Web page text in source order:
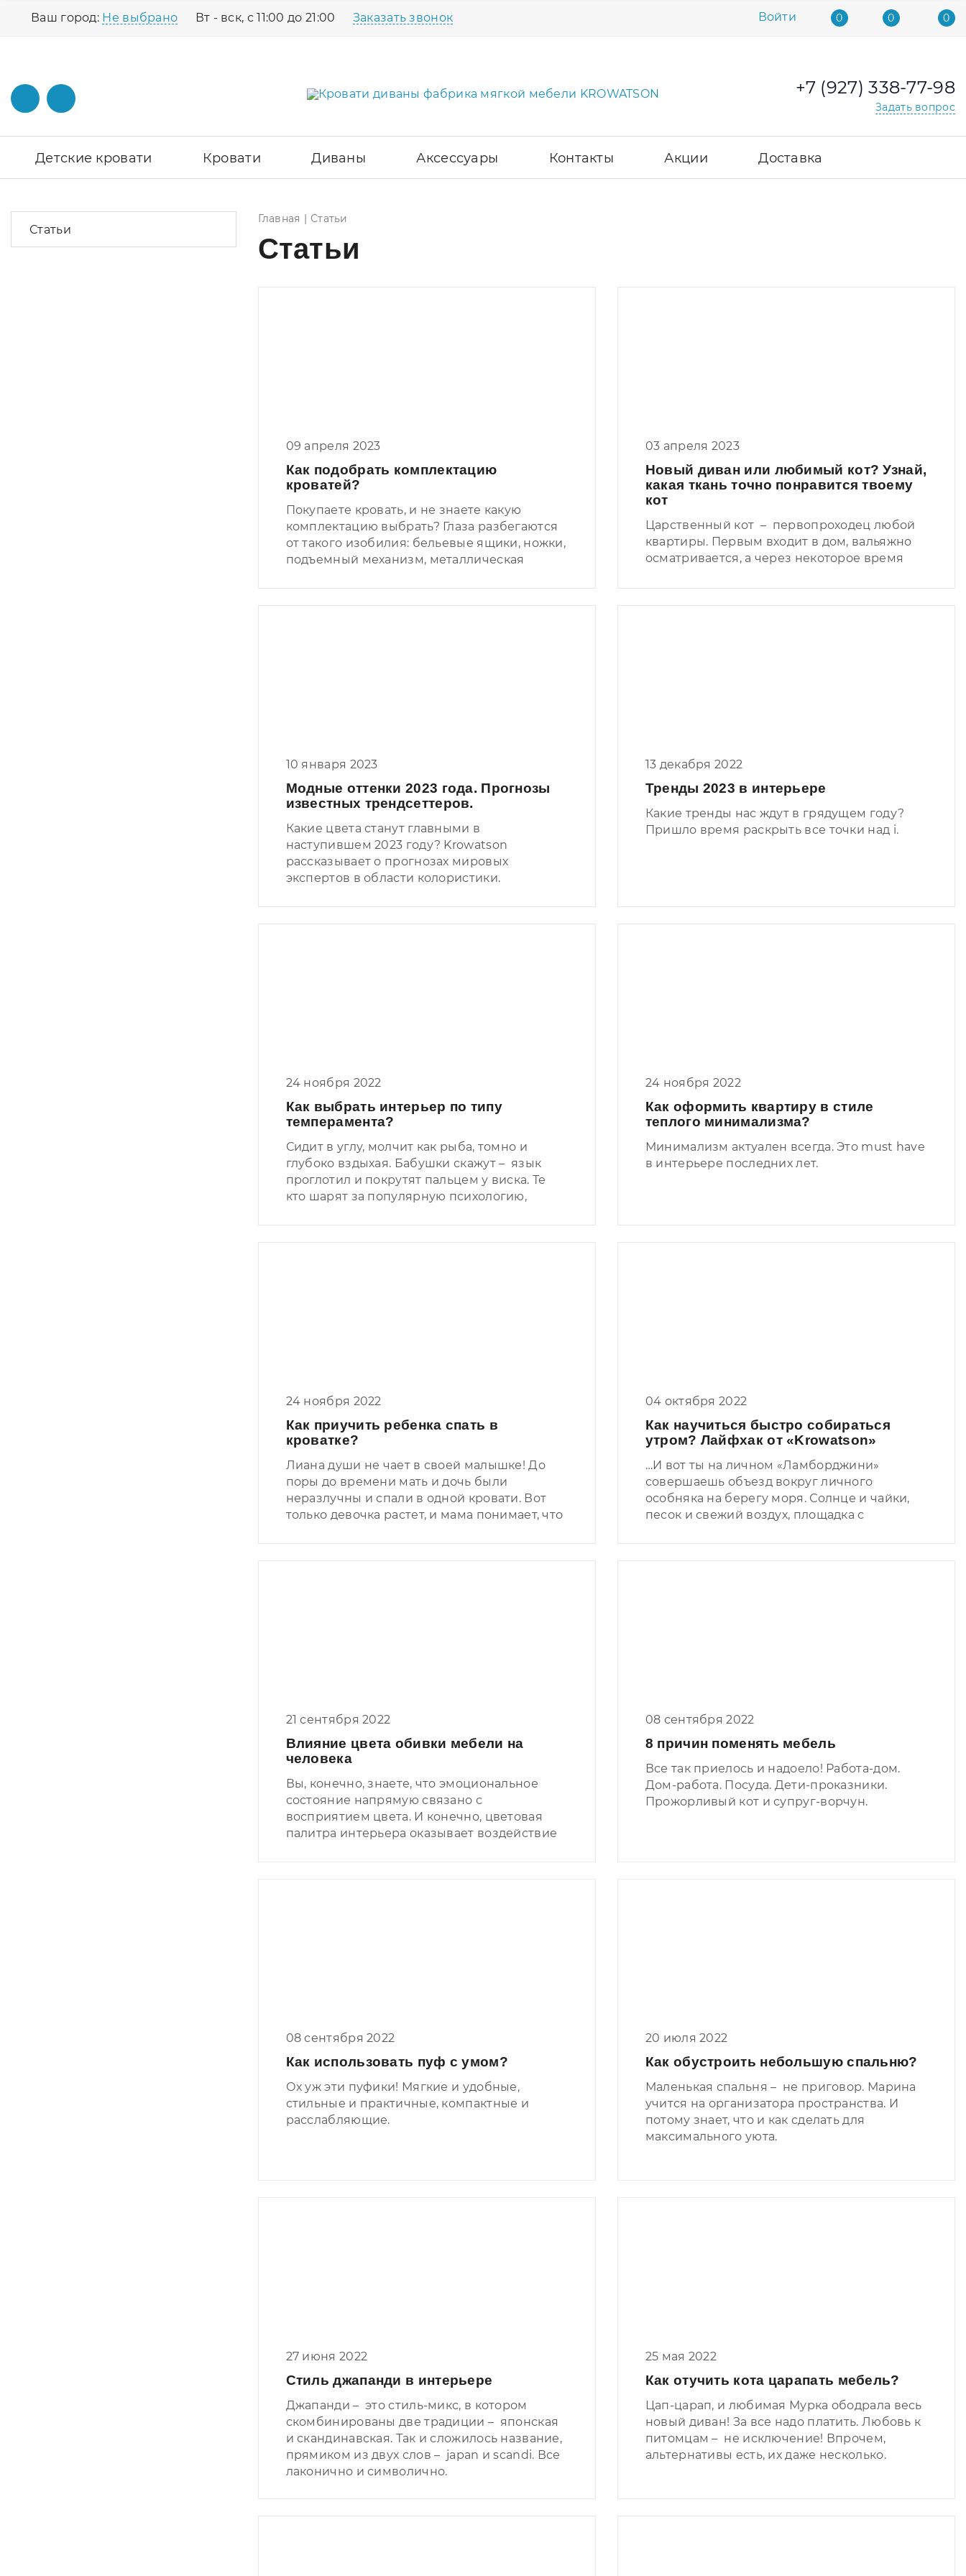
Ваш город: Не выбрано Вт - вск, с 11:00 до 21:00 Заказать звонок Войти 0 0 0
+7 (927) 338-77-98
Задать вопрос
Детские кровати Кровати Диваны Аксессуары Контакты Акции Доставка
Главная Статьи
Статьи
09 апреля 2023
Как подобрать комплектацию
кроватей?
Покупаете кровать, и не знаете какую
комплектацию выбрать? Глаза разбегаются
от такого изобилия: бельевые ящики, ножки,
подъемный механизм, металлическая
03 апреля 2023
Новый диван или любимый кот? Узнай,
какая ткань точно понравится твоему
кот
Царственный кот – первопроходец любой
квартиры. Первым входит в дом, вальяжно
осматривается, а через некоторое время
размером в половину вашей зарплаты. Что
делать?
10 января 2023
Модные оттенки 2023 года. Прогнозы
известных трендсеттеров.
Какие цвета станут главными в
наступившем 2023 году? Krowatson
рассказывает о прогнозах мировых
экспертов в области колористики.
13 декабря 2022
Тренды 2023 в интерьере
Какие тренды нас ждут в грядущем году?
Пришло время раскрыть все точки над i.
24 ноября 2022
Как выбрать интерьер по типу
темперамента?
Сидит в углу, молчит как рыба, томно и
глубоко вздыхая. Бабушки скажут – язык
проглотил и покрутят пальцем у виска. Те
кто шарят за популярную психологию,
24 ноября 2022
Как оформить квартиру в стиле
теплого минимализма?
Минимализм актуален всегда. Это must have
в интерьере последних лет.
24 ноября 2022
Как приучить ребенка спать в
кроватке?
Лиана души не чает в своей малышке! До
поры до времени мать и дочь были
неразлучны и спали в одной кровати. Вот
только девочка растет, и мама понимает, что
04 октября 2022
Как научиться быстро собираться
утром? Лайфхак от «Krowatson»
…И вот ты на личном «Ламборджини»
совершаешь объезд вокруг личного
особняка на берегу моря. Солнце и чайки,
песок и свежий воздух, площадка с
сон – это о нас. И да, место уютного сна
манит. Вставать не хочется, но надо!
21 сентября 2022
Влияние цвета обивки мебели на
человека
Вы, конечно, знаете, что эмоциональное
состояние напрямую связано с
восприятием цвета. И конечно, цветовая
палитра интерьера оказывает воздействие
08 сентября 2022
8 причин поменять мебель
Все так приелось и надоело! Работа-дом.
Дом-работа. Посуда. Дети-проказники.
Прожорливый кот и супруг-ворчун.
08 сентября 2022
Как использовать пуф с умом?
Ох уж эти пуфики! Мягкие и удобные,
стильные и практичные, компактные и
расслабляющие.
20 июля 2022
Как обустроить небольшую спальню?
Маленькая спальня – не приговор. Марина
учится на организатора пространства. И
потому знает, что и как сделать для
максимального уюта.
27 июня 2022
Стиль джапанди в интерьере
Джапанди – это стиль-микс, в котором
скомбинированы две традиции – японская
и скандинавская. Так и сложилось название,
прямиком из двух слов – japan и scandi. Все
лаконично и символично.
25 мая 2022
Как отучить кота царапать мебель?
Цап-царап, и любимая Мурка ободрала весь
новый диван! За все надо платить. Любовь к
питомцам – не исключение! Впрочем,
альтернативы есть, их даже несколько.
Статьи